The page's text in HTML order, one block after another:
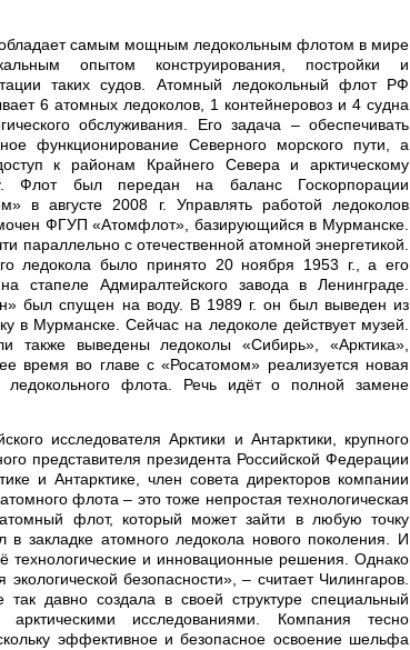
самым мощным ледокольным флотом в мире
опытом конструирования, постройки и
таких судов. Атомный ледокольный флот РФ
6 атомных ледоколов, 1 контейнеровоз и 4 судна
обслуживания. Его задача – обеспечивать
функционирование Северного морского пути, а
к районам Крайнего Севера и арктическому
Флот был передан на баланс Госкорпорации
в августе 2008 г. Управлять работой ледоколов
ФГУП «Атомфлот», базирующийся в Мурманске.
параллельно с отечественной атомной энергетикой.
ледокола было принято 20 ноября 1953 г., а его
стапеле Адмиралтейского завода в Ленинграде.
был спущен на воду. В 1989 г. он был выведен из
в Мурманске. Сейчас на ледоколе действует музей.
также выведены ледоколы «Сибирь», «Арктика»,
время во главе с «Росатомом» реализуется новая
ледокольного флота. Речь идёт о полной замене
исследователя Арктики и Антарктики, крупного
представителя президента Российской Федерации
и Антарктике, член совета директоров компании
флота – это тоже непростая технологическая
флот, который может зайти в любую точку
закладке атомного ледокола нового поколения. И
технологические и инновационные решения. Однако
безопасности», – считает Чилингаров.
давно создала в своей структуре специальный
арктическими исследованиями. Компания тесно
эффективное и безопасное освоение шельфа